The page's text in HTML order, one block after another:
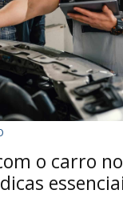
o carro no